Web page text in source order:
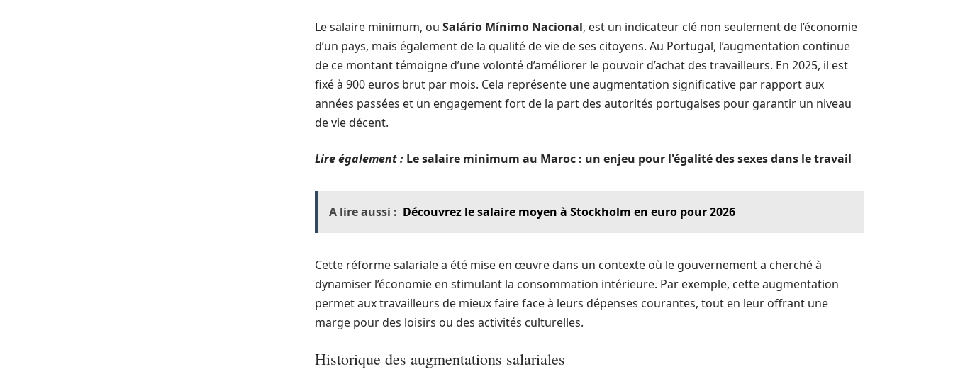
Le salaire minimum, ou Salário Mínimo Nacional, est un indicateur clé non seulement de l’économie
d’un pays, mais également de la qualité de vie de ses citoyens. Au Portugal, l’augmentation continue
de ce montant témoigne d’une volonté d’améliorer le pouvoir d’achat des travailleurs. En 2025, il est
fixé à 900 euros brut par mois. Cela représente une augmentation significative par rapport aux
années passées et un engagement fort de la part des autorités portugaises pour garantir un niveau
de vie décent.
Lire également : Le salaire minimum au Maroc : un enjeu pour l'égalité des sexes dans le travail
A lire aussi : Découvrez le salaire moyen à Stockholm en euro pour 2026
Cette réforme salariale a été mise en œuvre dans un contexte où le gouvernement a cherché à
dynamiser l’économie en stimulant la consommation intérieure. Par exemple, cette augmentation
permet aux travailleurs de mieux faire face à leurs dépenses courantes, tout en leur offrant une
marge pour des loisirs ou des activités culturelles.
Historique des augmentations salariales